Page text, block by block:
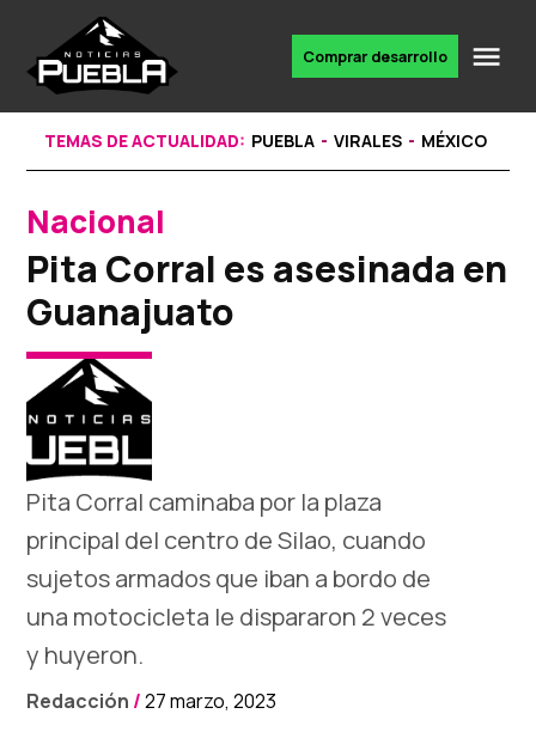
content
noticias
Comprar desarrollo
TEMAS DE ACTUALIDAD: PUEBLA VIRALES MÉXICO
POSTED
IN
Nacional
Pita Corral es asesinada en
Guanajuato
Pita Corral caminaba por la plaza
principal del centro de Silao, cuando
sujetos armados que iban a bordo de
una motocicleta le dispararon 2 veces
y huyeron.
Redacción / 27 marzo, 2023